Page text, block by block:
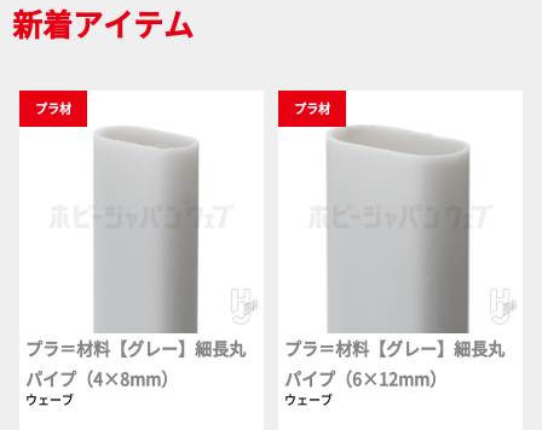
新着アイテム
プラ材
プラ＝材料【グレー】細長丸
パイプ（4×8mm）
ウェーブ
プラ材
プラ＝材料【グレー】細長丸
パイプ（6×12mm）
ウェーブ